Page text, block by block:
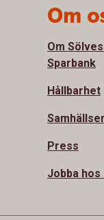
Om
Om
Sparbank
Hållbarhet
Press
Jobba hos